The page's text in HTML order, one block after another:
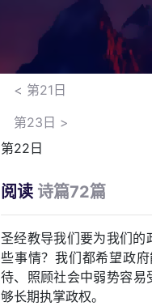
< 第21日
第23日 >
第22日
阅读 诗篇72篇
圣经教导我们要为我们的
些事情？我们都希望政
待、照顾社会中弱势容
够长期执掌政权。